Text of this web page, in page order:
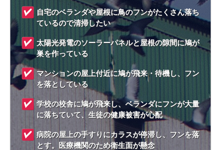
自宅のベランダや屋根に鳥のフンがたくさん落ち
ているので清掃したい
太陽光発電のソーラーパネルと屋根の隙間に鳩が
巣を作っている
マンションの屋上付近に鳩が飛来・待機し、フン
を落としている
学校の校舎に鳩が飛来し、ベランダにフンが大量
に落ちていて、生徒の健康被害が心配
病院の屋上の手すりにカラスが停滞し、フンを落
とす。医療機関のため衛生面が懸念